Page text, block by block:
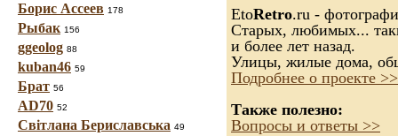
Борис Ассеев 178
Рыбак 156
ggeolog 88
kuban46 59
Брат 56
AD70 52
Світлана Бериславська 49
EtoRetro.ru -
Старых, любимых...
и более лет назад.
Улицы, жилые дома,
Подробнее о проекте >>
Также полезно:
Вопросы и ответы >>